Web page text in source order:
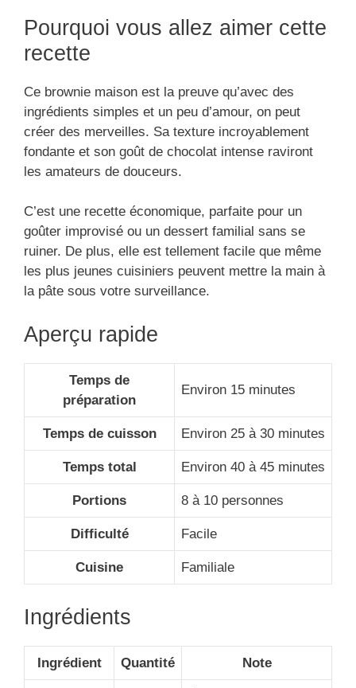
Pourquoi vous allez aimer cette
recette
Ce brownie maison est la preuve qu’avec des
ingrédients simples et un peu d’amour, on peut
créer des merveilles. Sa texture incroyablement
fondante et son goût de chocolat intense raviront
les amateurs de douceurs.
C’est une recette économique, parfaite pour un
goûter improvisé ou un dessert familial sans se
ruiner. De plus, elle est tellement facile que même
les plus jeunes cuisiniers peuvent mettre la main à
la pâte sous votre surveillance.
Aperçu rapide
Temps de
préparation
Environ 15 minutes
Temps de cuisson Environ 25 à 30 minutes
Temps total Environ 40 à 45 minutes
Portions 8 à 10 personnes
Difficulté Facile
Cuisine Familiale
Ingrédients
Ingrédient Quantité Note